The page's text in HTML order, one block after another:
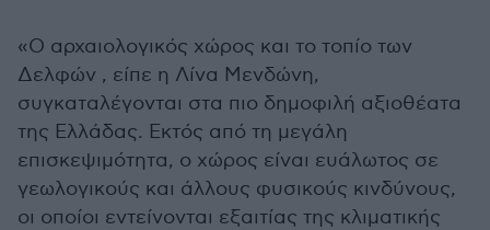
«Ο αρχαιολογικός χώρος και το τοπίο των
Δελφών , είπε η Λίνα Μενδώνη,
συγκαταλέγονται στα πιο δημοφιλή αξιοθέατα
της Ελλάδας. Εκτός από τη μεγάλη
επισκεψιμότητα, ο χώρος είναι ευάλωτος σε
γεωλογικούς και άλλους φυσικούς κινδύνους,
οι οποίοι εντείνονται εξαιτίας της κλιματικής